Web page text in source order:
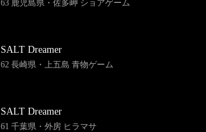
63 鹿児島県・佐多岬 ショアゲーム
SALT Dreamer
62 長崎県・上五島 青物ゲーム
SALT Dreamer
61 千葉県・外房 ヒラマサ